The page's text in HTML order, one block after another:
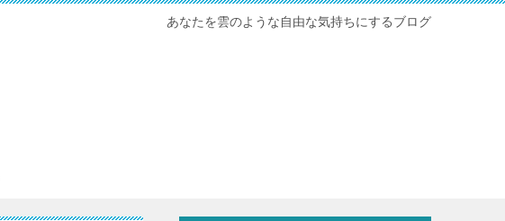
あなたを雲のような自由な気持ちにするブログ